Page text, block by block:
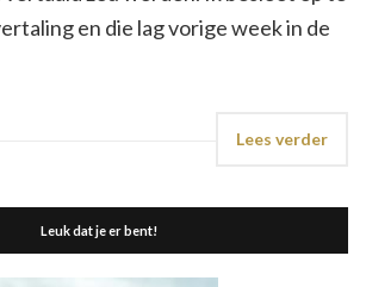
en die lag vorige week in de
Lees verder
Leuk dat je er bent!